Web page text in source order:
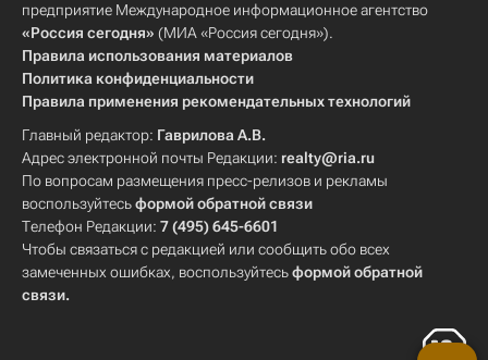
предприятие Международное информационное агентство
«Россия сегодня» (МИА «Россия сегодня»).
Правила использования материалов
Политика конфиденциальности
Правила применения рекомендательных технологий
Главный редактор: Гаврилова А.В.
Адрес электронной почты Редакции: realty@ria.ru
По вопросам размещения пресс-релизов и рекламы
воспользуйтесьформой обратной связи
Телефон Редакции: 7 (495) 645-6601
Чтобы связаться с редакцией или сообщить обо всех
замеченных ошибках, воспользуйтесьформой обратной
связи.